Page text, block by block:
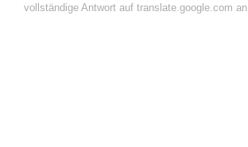
vollständige Antwort auf translate.google.com an